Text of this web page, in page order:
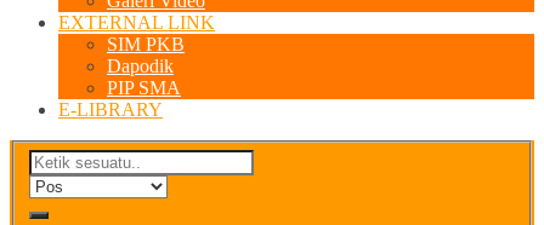
EXTERNAL LINK
SIM PKB
Dapodik
PIP SMA
E-LIBRARY